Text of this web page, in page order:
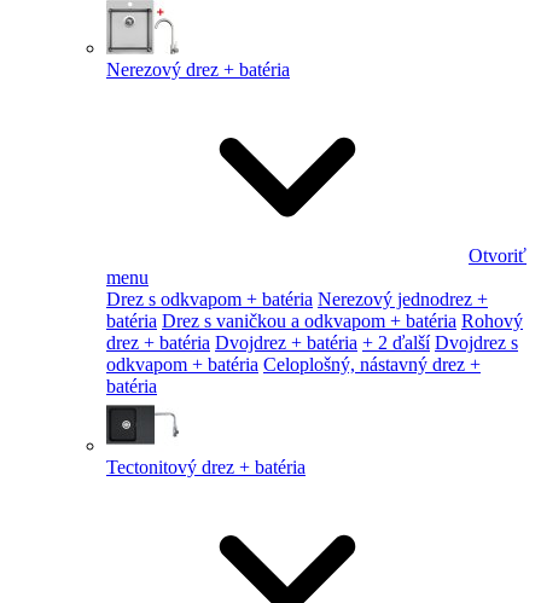
Nerezový drez + batéria
Otvoriť
menu
Drez s odkvapom + batéria Nerezový jednodrez +
batéria Drez s vaničkou a odkvapom + batéria Rohový
drez + batéria Dvojdrez + batéria + 2 ďalší Dvojdrez s
odkvapom + batéria Celoplošný, nástavný drez +
batéria
Tectonitový drez + batéria